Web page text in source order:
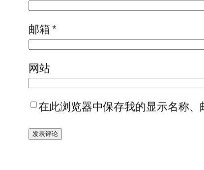
邮箱*
网站
在此浏览器中保存我的显示名称、